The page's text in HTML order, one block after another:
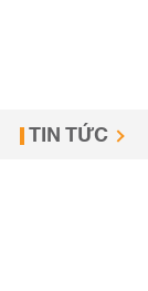
TIN TỨC